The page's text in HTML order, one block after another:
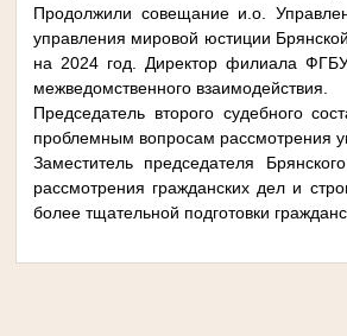
Продолжили совещание и.о.
управления мировой юстиции
на 2024 год. Директор филиала
межведомственного взаимодействия.
Председатель второго судебного
проблемным вопросам рассмотрения
Заместитель председателя
рассмотрения гражданских дел и
более тщательной подготовки